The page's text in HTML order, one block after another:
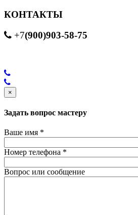
КОНТАКТЫ
+7(900)903-58-75
×
Задать вопрос мастеру
Ваше имя *
Номер телефона *
Вопрос или сообщение